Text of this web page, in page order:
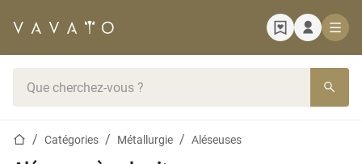
Page d'accueil
Catégories Métallurgie Aléseuses